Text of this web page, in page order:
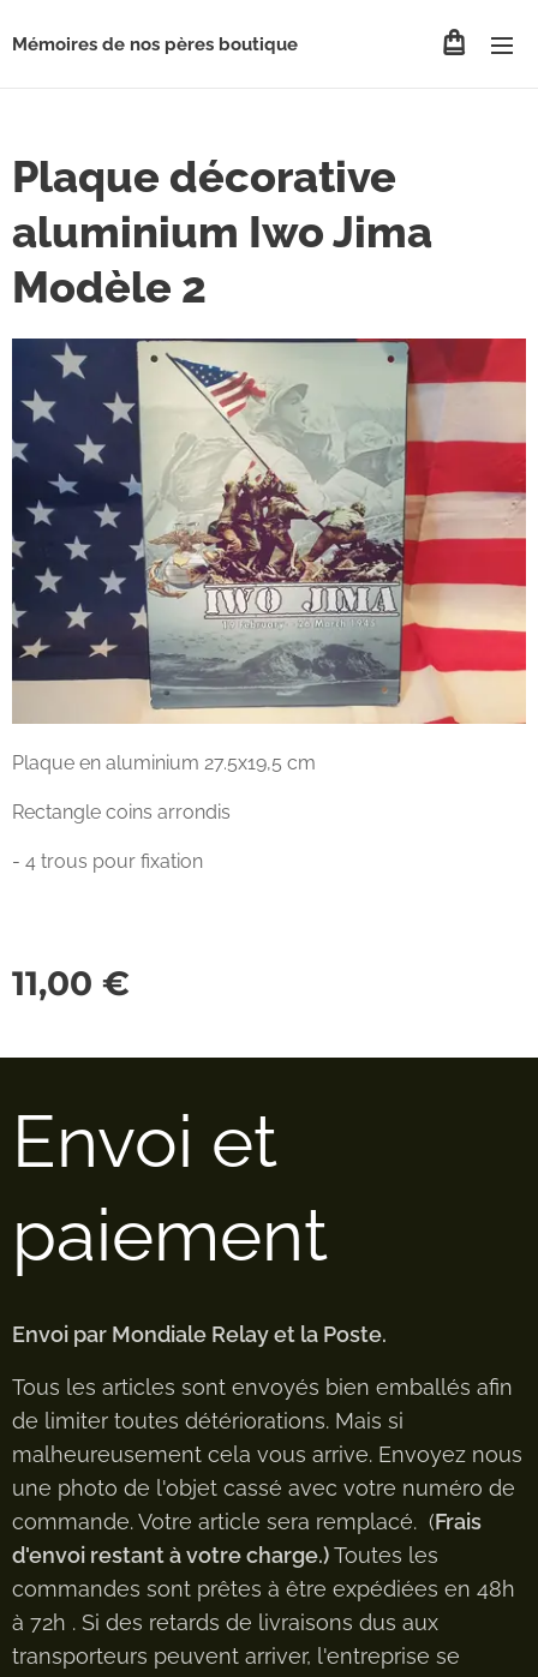
Mémoires de nos pères boutique
Plaque décorative
aluminium Iwo Jima
Modèle 2
Plaque en aluminium 27.5x19,5 cm
Rectangle coins arrondis
- 4 trous pour fixation
11,00 €
Envoi et
paiement
Envoi par Mondiale Relay et la Poste.
Tous les articles sont envoyés bien emballés afin
de limiter toutes détériorations. Mais si
malheureusement cela vous arrive. Envoyez nous
une photo de l'objet cassé avec votre numéro de
commande. Votre article sera remplacé. (Frais
d'envoi restant à votre charge.)Toutes les
commandes sont prêtes à être expédiées en 48h
à 72h . Si des retards de livraisons dus aux
transporteurs peuvent arriver, l'entreprise se